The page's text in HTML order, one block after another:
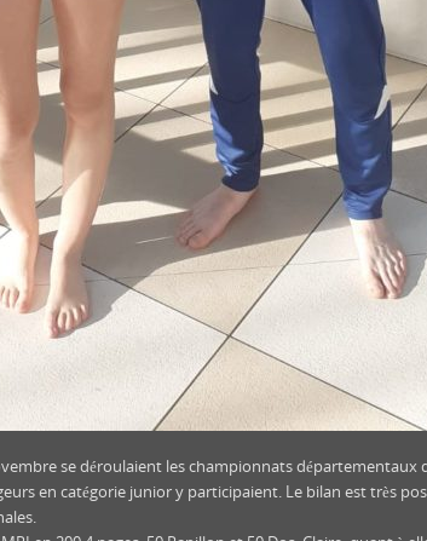
se déroulaient les championnats départementaux
en catégorie junior y participaient. Le bilan est très